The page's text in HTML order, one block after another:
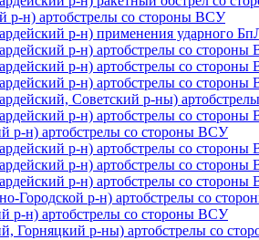
р-н) артобстрелы со стороны ВСУ
р-н) применения ударного
р-н) артобстрелы со
р-н) артобстрелы со
р-н) артобстрелы со
Советский р-ны)
р-н) артобстрелы со
р-н) артобстрелы со стороны ВСУ
р-н) артобстрелы со
р-н) артобстрелы со
р-н) артобстрелы со
Городской р-н) артобстрелы со
р-н) артобстрелы со стороны ВСУ
Горняцкий р-ны) артобстрелы со